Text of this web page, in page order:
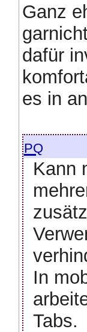
Ganz
dafür
es in
pq
Kann
In
Tabs.